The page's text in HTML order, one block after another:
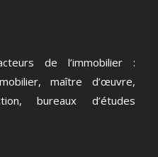
de l’immobilier :
maître d’œuvre,
bureaux d’études